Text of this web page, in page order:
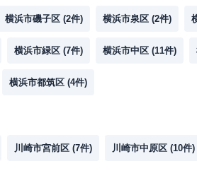
横浜市磯子区 (2件) 横浜市泉区 (2件)
横浜市緑区 (7件) 横浜市中区 (11件)
横浜市都筑区 (4件)
川崎市宮前区 (7件) 川崎市中原区 (10件)